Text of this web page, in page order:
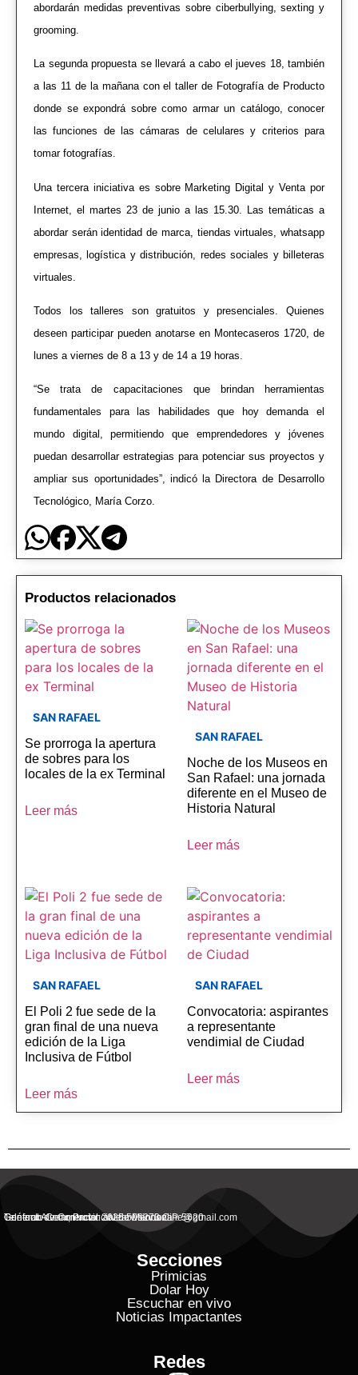
abordarán medidas preventivas sobre ciberbullying, sexting y
grooming.
La segunda propuesta se llevará a cabo el jueves 18, también
a las 11 de la mañana con el taller de Fotografía de Producto
donde se expondrá sobre como armar un catálogo, conocer
las funciones de las cámaras de celulares y criterios para
tomar fotografías.
Una tercera iniciativa es sobre Marketing Digital y Venta por
Internet, el martes 23 de junio a las 15.30. Las temáticas a
abordar serán identidad de marca, tiendas virtuales, whatsapp
empresas, logística y distribución, redes sociales y billeteras
virtuales.
Todos los talleres son gratuitos y presenciales. Quienes
deseen participar pueden anotarse en Montecaseros 1720, de
lunes a viernes de 8 a 13 y de 14 a 19 horas.
“Se trata de capacitaciones que brindan herramientas
fundamentales para las habilidades que hoy demanda el
mundo digital, permitiendo que emprendedores y jóvenes
puedan desarrollar estrategias para potenciar sus proyectos y
ampliar sus oportunidades”, indicó la Directora de Desarrollo
Tecnológico, María Corzo.
Productos relacionados
SAN RAFAEL
Se prorroga la apertura
de sobres para los
locales de la ex Terminal
Leer más
SAN RAFAEL
Noche de los Museos en
San Rafael: una jornada
diferente en el Museo de
Historia Natural
Leer más
SAN RAFAEL
El Poli 2 fue sede de la
gran final de una nueva
edición de la Liga
Inclusiva de Fútbol
Leer más
SAN RAFAEL
Convocatoria: aspirantes
a representante
vendimial de Ciudad
Leer más
General Alvear, Provincial de Mendoza
Contacto Commercial: alvearvisionanline@gmail.com
Teléfono de Contacto: 2625 506273 C.P. 5620
Secciones
Primicias
Dolar Hoy
Escuchar en vivo
Noticias Impactantes
Redes